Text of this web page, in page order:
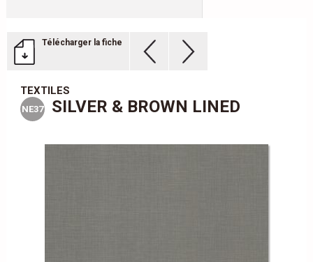
Télécharger la fiche
TEXTILES
NE37 SILVER & BROWN LINED